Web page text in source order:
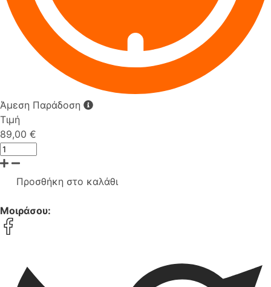
Άμεση Παράδοση
Τιμή
89,00 €
Προσθήκη στο καλάθι
Μοιράσου: